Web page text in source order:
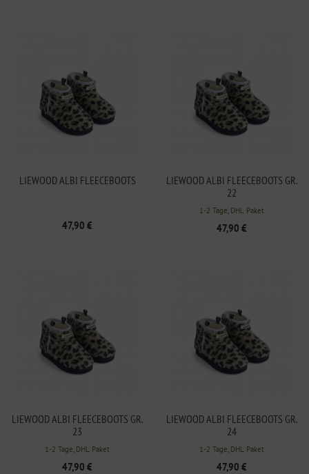
LIEWOOD ALBI FLEECEBOOTS
47,90 €
LIEWOOD ALBI FLEECEBOOTS GR.
22
1-2 Tage, DHL Paket
47,90 €
LIEWOOD ALBI FLEECEBOOTS GR.
23
1-2 Tage, DHL Paket
47,90 €
LIEWOOD ALBI FLEECEBOOTS GR.
24
1-2 Tage, DHL Paket
47,90 €